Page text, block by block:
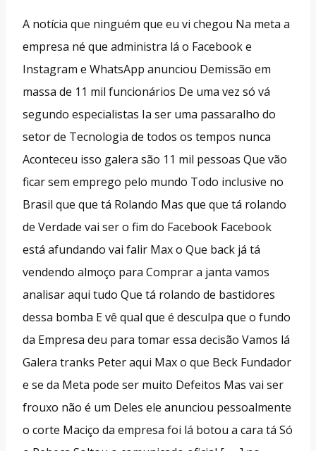
A notícia que ninguém que eu vi chegou Na meta a
empresa né que administra lá o Facebook e
Instagram e WhatsApp anunciou Demissão em
massa de 11 mil funcionários De uma vez só vá
segundo especialistas Ia ser uma passaralho do
setor de Tecnologia de todos os tempos nunca
Aconteceu isso galera são 11 mil pessoas Que vão
ficar sem emprego pelo mundo Todo inclusive no
Brasil que que tá Rolando Mas que que tá rolando
de Verdade vai ser o fim do Facebook Facebook
está afundando vai falir Max o Que back já tá
vendendo almoço para Comprar a janta vamos
analisar aqui tudo Que tá rolando de bastidores
dessa bomba E vê qual que é desculpa que o fundo
da Empresa deu para tomar essa decisão Vamos lá
Galera tranks Peter aqui Max o que Beck Fundador
e se da Meta pode ser muito Defeitos Mas vai ser
frouxo não é um Deles ele anunciou pessoalmente
o corte Maciço da empresa foi lá botou a cara tá Só